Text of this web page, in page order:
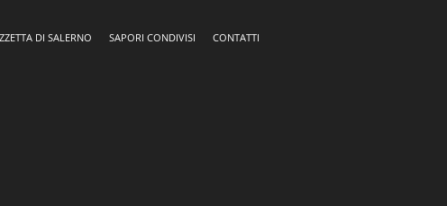
DI SALERNO SAPORI CONDIVISI
CONTATTI